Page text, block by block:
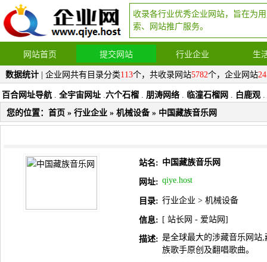
收录各行业优秀企业网站，旨在为
索、网站推广服务。
网站首页 提交网站 行业企业 生
数据统计 | 企业网共有目录分类113个，共收录网站5782个，企业网站
百合网址导航 . 全宇宙网址 .六个石榴 . 朋涛网络 . 临潼石榴网 . 白鹿观 .
您的位置： 首页 » 行业企业 » 机械设备» 中国藏族音乐网
站名: 中国藏族音乐网
网址: qiye.host
目录: 行业企业 > 机械设备
信息: [ 站长网 - 爱站网 ]
描述: 是全球最大的涉藏音乐网站
族歌手原创及翻唱歌曲。